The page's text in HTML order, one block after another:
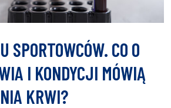
SPORTOWCÓW. CO O
I KONDYCJI MÓWIĄ
KRWI?